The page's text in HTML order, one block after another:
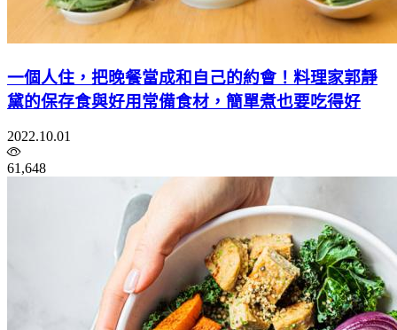
一個人住，把晚餐當成和自己的約會！料理家郭靜
黛的保存食與好用常備食材，簡單煮也要吃得好
2022.10.01
61,648